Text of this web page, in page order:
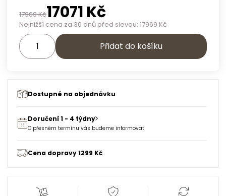
17969Kč17071 Kč
Nejnižší cena za 30 dnů před slevou: 17969 Kč
Přidat do košíku
Dostupné na objednávku
Doručení 1 - 4 týdny
O přesném termínu vás budeme informovat
Cena dopravy 1299 Kč